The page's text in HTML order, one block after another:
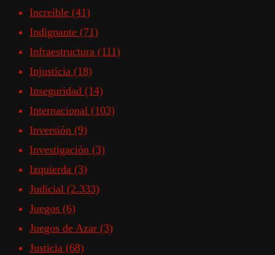
Increible (41)
Indignante (71)
Infraestructura (111)
Injusticia (18)
Inseguridad (14)
Internacional (103)
Inversión (9)
Investigación (3)
Izquierda (3)
Judicial (2.333)
Juegos (6)
Juegos de Azar (3)
Justicia (68)